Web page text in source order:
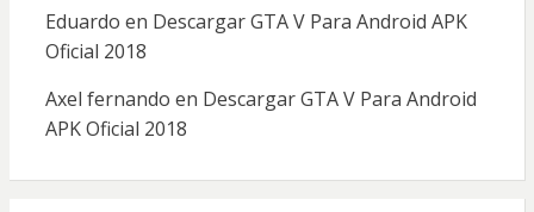
Eduardo en Descargar GTA V Para Android APK
Oficial 2018
Axel fernando en Descargar GTA V Para Android
APK Oficial 2018